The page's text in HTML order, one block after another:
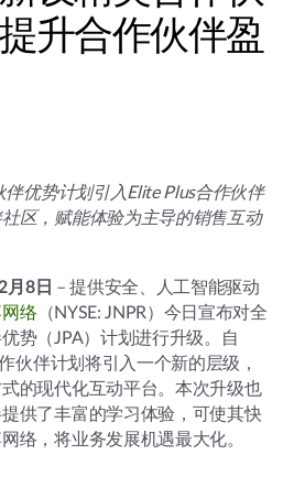
升合作伙伴盈
优势计划引入Elite Plus合作伙伴
区，赋能体验为主导的销售互动
月8日 – 提供安全、人工智能驱动
络（NYSE: JNPR）今日宣布对全
势（JPA）计划进行升级。自
伙伴计划将引入一个新的层级，
的现代化互动平台。本次升级也
供了丰富的学习体验，可使其快
络，将业务发展机遇最大化。